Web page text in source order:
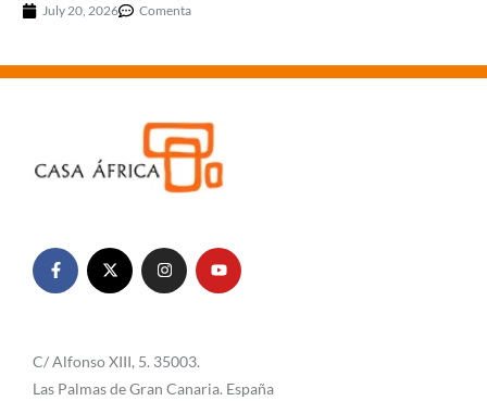
July 20, 2026 Comenta
C/ Alfonso XIII, 5. 35003.
Las Palmas de Gran Canaria. España